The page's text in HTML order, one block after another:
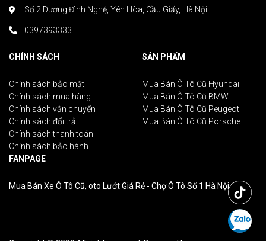
Số 2 Dương Đình Nghệ, Yên Hòa, Cầu Giấy, Hà Nội
0397393333
CHÍNH SÁCH
Chính sách bảo mật
Chính sách mua hàng
Chính sách vận chuyển
Chính sách đổi trả
Chính sách thanh toán
Chính sách bảo hành
SẢN PHẨM
Mua Bán Ô Tô Cũ Hyundai
Mua Bán Ô Tô Cũ BMW
Mua Bán Ô Tô Cũ Peugeot
Mua Bán Ô Tô Cũ Porsche
FANPAGE
Mua Bán Xe Ô Tô Cũ, oto Lướt Giá Rẻ - Chợ Ô Tô Số 1 Hà Nội